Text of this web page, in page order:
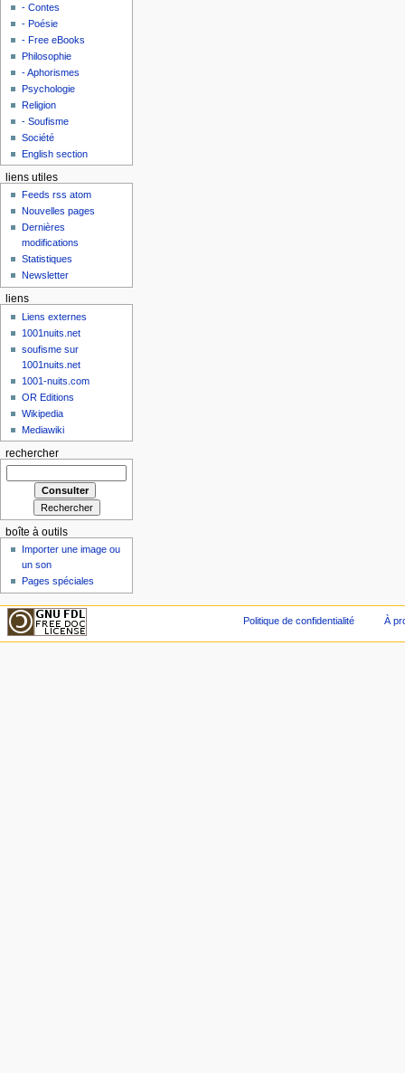
- Contes
- Poésie
- Free eBooks
Philosophie
- Aphorismes
Psychologie
Religion
- Soufisme
Société
English section
liens utiles
Feeds rss atom
Nouvelles pages
Dernières
modifications
Statistiques
Newsletter
liens
Liens externes
1001nuits.net
soufisme sur
1001nuits.net
1001-nuits.com
OR Editions
Wikipedia
Mediawiki
rechercher
boîte à outils
Importer une image ou
un son
Pages spéciales
Politique de confidentialité À